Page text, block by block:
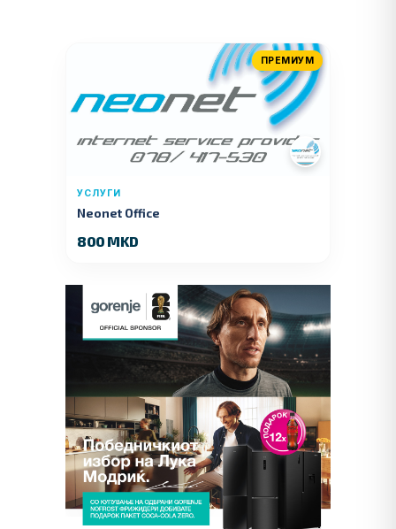
ПРЕМИУМ
УСЛУГИ
Neonet Office
800 MKD